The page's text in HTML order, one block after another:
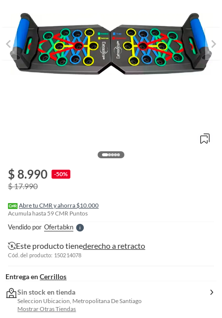
$ 8.990 -50%
$ 17.990
Abre tu CMR y ahorra $10.000
Acumula hasta 59CMR Puntos
Vendido por OfertabknS
l
l
Este producto tienederecho a retracto
Cód. del producto: 150214078
Entrega en Cerrillos
Sin stock en tienda
Seleccion Ubicacion, Metropolitana De Santiago
Mostrar Otras Tiendas